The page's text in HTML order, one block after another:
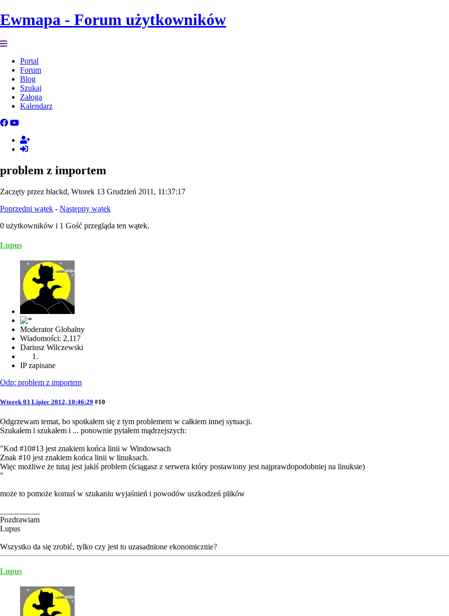
Ewmapa - Forum użytkowników
Portal
Forum
Blog
Szukaj
Załoga
Kalendarz
problem z importem
Zaczęty przez blackd, Wtorek 13 Grudzień 2011, 11:37:17
Poprzedni wątek - Następny wątek
0 użytkowników i 1 Gość przegląda ten wątek.
Lupus
Moderator Globalny
Wiadomości: 2,117
Dariusz Wilczewski
IP zapisane
Odp: problem z importem
Wtorek 03 Lipiec 2012, 10:46:29 #10
Odgrzewam temat, bo spotkałem się z tym problemem w całkiem innej sytuacji.
Szukałem i szukałem i ... ponownie pytałem mądrzejszych:
"Kod #10#13 jest znakiem końca linii w Windowsach
Znak #10 jest znakiem końca linii w linuksach.
Więc możliwe że tutaj jest jakiś problem (ściągasz z serwera który postawiony jest najprawdopodobniej na linuksie)
"
może to pomoże komuś w szukaniu wyjaśnień i powodów uszkodzeń plików
Pozdrawiam
Lupus
Wszystko da się zrobić, tylko czy jest to uzasadnione ekonomicznie?
Lupus